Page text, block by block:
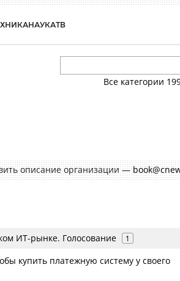
НАУКАТВ
Все категории
описание организации —
ИТ-рынке. Голосование 1
купить платежную систему у своего